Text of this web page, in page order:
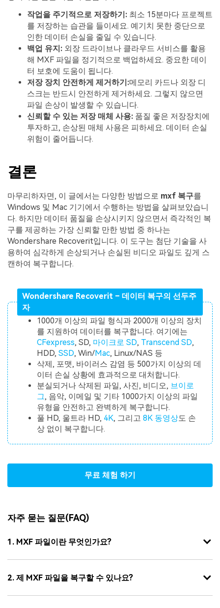
작업을 주기적으로 저장하기: 최소 15분마다 프로젝트
를 저장하는 습관을 들이세요. 예기치 못한 중단으로
인한 데이터 손실을 줄일 수 있습니다.
백업 유지: 외장 드라이브나 클라우드 서비스를 활용
해 MXF 파일을 정기적으로 백업하세요. 중요한 데이
터 보호에 도움이 됩니다.
저장 장치 안전하게 제거하기:메모리 카드나 외장 디
스크는 반드시 안전하게 제거하세요. 그렇지 않으면
파일 손상이 발생할 수 있습니다.
신뢰할 수 있는 저장 매체 사용: 품질 좋은 저장장치에
투자하고, 손상된 매체 사용은 피하세요. 데이터 손실
위험이 줄어듭니다.
결론
마무리하자면, 이 글에서는 다양한 방법으로 mxf 복구를
Windows 및 Mac 기기에서 수행하는 방법을 살펴보았습니
다. 하지만 데이터 품질을 손상시키지 않으면서 즉각적인 복
구를 제공하는 가장 신뢰할 만한 방법 중 하나는
Wondershare Recoverit입니다. 이 도구는 첨단 기술을 사
용하여 심각하게 손상되거나 손실된 비디오 파일도 깊게 스
캔하여 복구합니다.
Wondershare Recoverit – 데이터 복구의 선두주
자
1000개 이상의 파일 형식과 2000개 이상의 장치
를 지원하여 데이터를 복구합니다. 여기에는
CFexpress, SD, 마이크로 SD, Transcend SD,
HDD,SSD, Win/Mac, Linux/NAS 등
삭제, 포맷, 바이러스 감염 등 500가지 이상의 데
이터 손실 상황에 효과적으로 대처합니다.
분실되거나 삭제된 파일, 사진, 비디오, 브이로
그, 음악, 이메일 및 기타 1000가지 이상의 파일
유형을 안전하고 완벽하게 복구합니다.
풀 HD, 울트라 HD, 4K, 그리고8K 동영상도 손
상 없이 복구합니다.
무료 체험 하기
자주 묻는 질문(FAQ)
1. MXF 파일이란 무엇인가요?
2. 제 MXF 파일을 복구할 수 있나요?